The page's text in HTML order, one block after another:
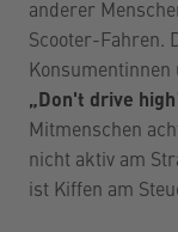
anderer
Scooter-Fahren.
Konsumentinnen
„Don't drive
Mitmenschen
nicht aktiv am
ist Kiffen am